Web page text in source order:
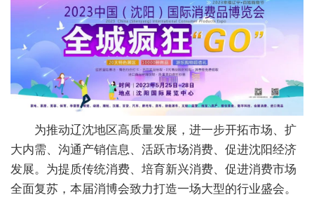
为推动辽沈地区高质量发展，进一步开拓市场、扩
大内需、沟通产销信息、活跃市场消费、促进沈阳经济
发展。为提质传统消费、培育新兴消费、促进消费市场
全面复苏，本届消博会致力打造一场大型的行业盛会。